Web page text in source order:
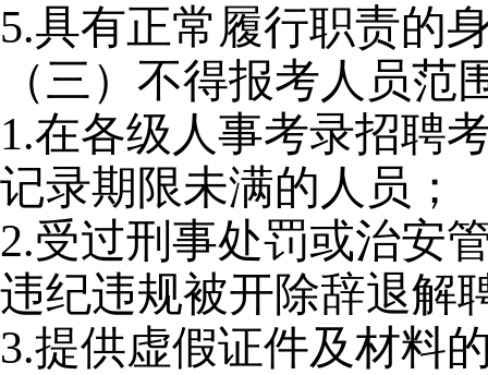
5.具有正常履行职责的
（三）不得报考人员范
1.在各级人事考录招聘
记录期限未满的人员；
2.受过刑事处罚或治安
违纪违规被开除辞退解
3.提供虚假证件及材料